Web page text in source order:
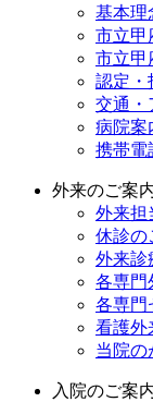
基本理
市立甲
市立甲
認定・
交通・
病院案
携帯電
外来のご案
外来担
休診の
外来診
各専門
各専門
看護外
当院の
入院のご案